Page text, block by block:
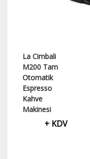
La Cimbali
M200 Tam
Otomatik
Espresso
Kahve
Makinesi
+ KDV